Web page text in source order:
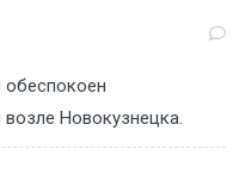
обеспокоен
Новокузнецка.